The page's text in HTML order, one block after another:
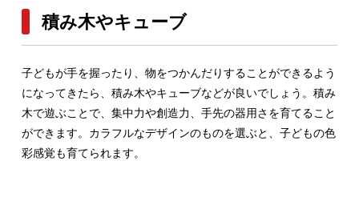
積み木やキューブ
子どもが手を握ったり、物をつかんだりすることができるよう
になってきたら、積み木やキューブなどが良いでしょう。積み
木で遊ぶことで、集中力や創造力、手先の器用さを育てること
ができます。カラフルなデザインのものを選ぶと、子どもの色
彩感覚も育てられます。